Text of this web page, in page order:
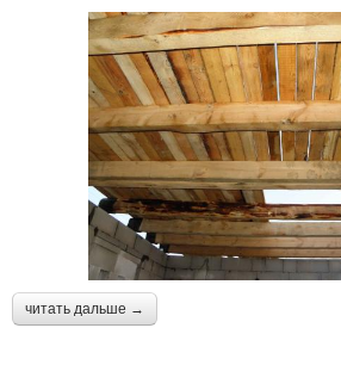
читать дальше →